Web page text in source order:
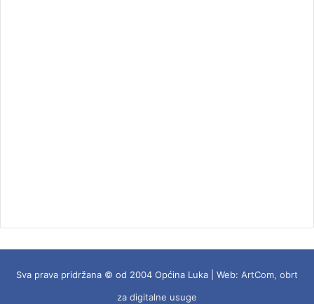
Sva prava pridržana © od 2004 Općina Luka | Web: ArtCom, obrt
za digitalne usuge